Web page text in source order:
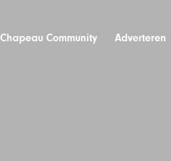
Chapeau Community Adverteren